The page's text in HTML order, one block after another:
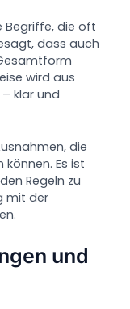
Begriffe, die oft
dass auch
wird aus
– klar und
die
Es ist
Regeln zu
mit der
und